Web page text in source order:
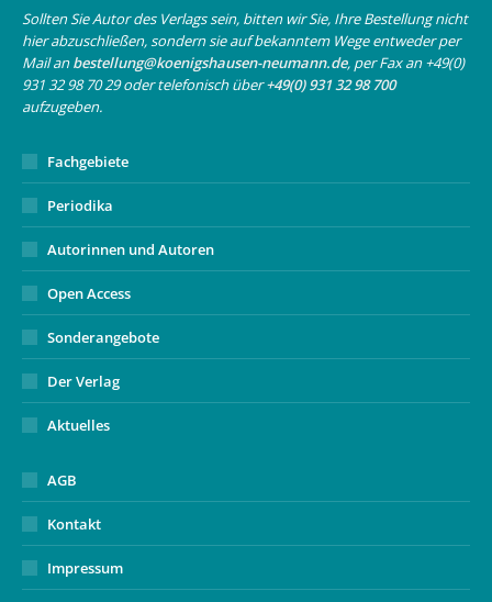
in
new
window
in
new
window
opens
in
new
Sollten Sie Autor des Verlags sein, bitten wir Sie, Ihre Bestellung nicht
hier abzuschließen, sondern sie auf bekanntem Wege entweder per
Mail anbestellung@koenigshausen-neumann.de, per Fax an +49(0)
931 32 98 70 29 oder telefonisch über+49(0) 931 32 98 700
aufzugeben.
Fachgebiete
Periodika
Autorinnen und Autoren
Open Access
Sonderangebote
Der Verlag
Aktuelles
AGB
Kontakt
Impressum